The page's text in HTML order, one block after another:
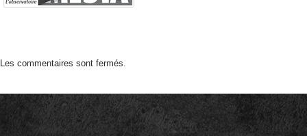
Les commentaires sont fermés.